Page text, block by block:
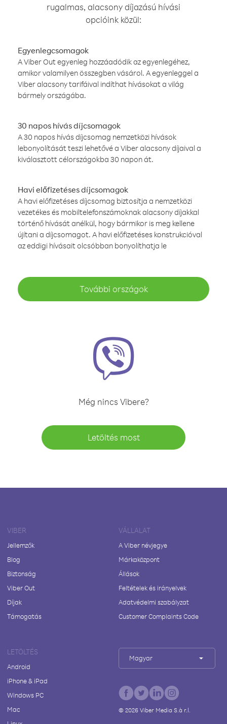
rugalmas, alacsony díjazású hívási
opcióink közül:
Egyenlegcsomagok
A Viber Out egyenleg hozzáadódik az egyenlegéhez,
amikor valamilyen összegben vásárol. A egyenleggel a
Viber alacsony tarifáival indíthat hívásokat a világ
bármely országába.
30 napos hívás díjcsomagok
A 30 napos hívás díjcsomag nemzetközi hívások
lebonyolítását teszi lehetővé a Viber alacsony díjaival a
kiválasztott célországokba 30 napon át.
Havi előfizetéses díjcsomagok
A havi előfizetéses díjcsomag biztosítja a nemzetközi
vezetékes és mobiltelefonszámoknak alacsony díjakkal
történő hívását anélkül, hogy bármikor is meg kellene
újítani a díjcsomagot. A havi előfizetéses konstrukcióval
az eddigi hívásait olcsóbban bonyolíthatja le
További országok
Még nincs Vibere?
Letöltés most
VIBER
Jellemzők
Blog
Biztonság
Viber Out
Díjak
Támogatás
VÁLLALAT
A Viber névjegye
Márkaközpont
Állások
Feltételek és irányelvek
Adatvédelmi szabályzat
Customer Complaints Code
LETÖLTÉS
Android
iPhone & iPad
Windows PC
Mac
Magyar
© 2026Viber Media S.à r.l.